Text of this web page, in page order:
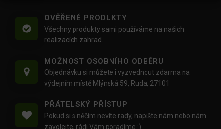
OVĚŘENÉ PRODUKTY
Všechny produkty sami používáme na našich
realizacích zahrad.
MOŽNOST OSOBNÍHO ODBĚRU
Objednávku si můžete i vyzvednout zdarma na
výdejním místě Mlýnská 59, Ruda, 27101
PŘÁTELSKÝ PŘÍSTUP
Pokud si s něčím nevíte rady, napište nám nebo nám
zavolejte, rádi Vám poradíme :)